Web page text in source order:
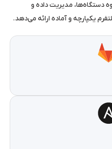
دستگاه‌ها، مدیریت داده و
یکپارچه و آماده ارائه می‌دهد.